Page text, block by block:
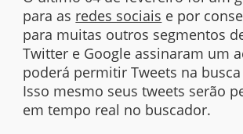
para as redes sociais e por
para muitas outros segmentos
Twitter e Google assinaram um
poderá permitir Tweets na
Isso mesmo seus tweets serão
em tempo real no buscador.